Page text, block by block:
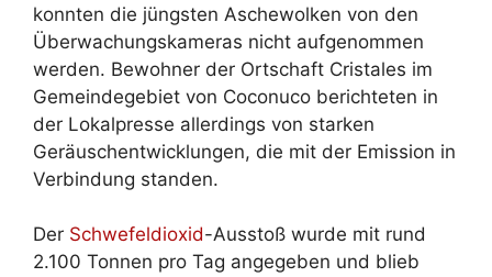
konnten die jüngsten Aschewolken von den
Überwachungskameras nicht aufgenommen
werden. Bewohner der Ortschaft Cristales im
Gemeindegebiet von Coconuco berichteten in
der Lokalpresse allerdings von starken
Geräuschentwicklungen, die mit der Emission in
Verbindung standen.
Der Schwefeldioxid-Ausstoß wurde mit rund
2.100 Tonnen pro Tag angegeben und blieb